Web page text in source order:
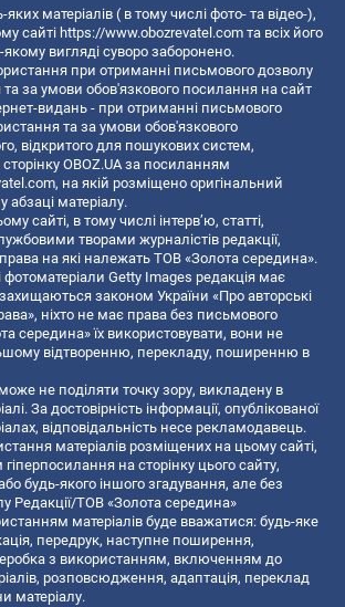
матеріалів ( в тому числі фото- та відео-),
сайті https://www.obozrevatel.com та всіх його
вигляді суворо заборонено.
при отриманні письмового дозволу
та за умови обов'язкового посилання на сайт
видань - при отриманні письмового
та за умови обов'язкового
відкритого для пошукових систем,
OBOZ.UA за посиланням
, на якій розміщено оригінальний
матеріалу.
сайті, в тому числі інтерв’ю, статті,
творами журналістів редакції,
на які належать ТОВ «Золота середина».
фотоматеріали Getty Images редакція має
законом України «Про авторські
ніхто не має права без письмового
середина» їх використовувати, вони не
відтворенню, перекладу, поширенню в
не поділяти точку зору, викладену в
За достовірність інформації, опублікованої
відповідальність несе рекламодавець.
матеріалів розміщених на цьому сайті,
на сторінку цього сайту,
будь-якого іншого згадування, але без
Редакції/ТОВ «Золота середина»
матеріалів буде вважатися: будь-яке
передрук, наступне поширення,
з використанням, включенням до
розповсюдження, адаптація, переклад
матеріалу.